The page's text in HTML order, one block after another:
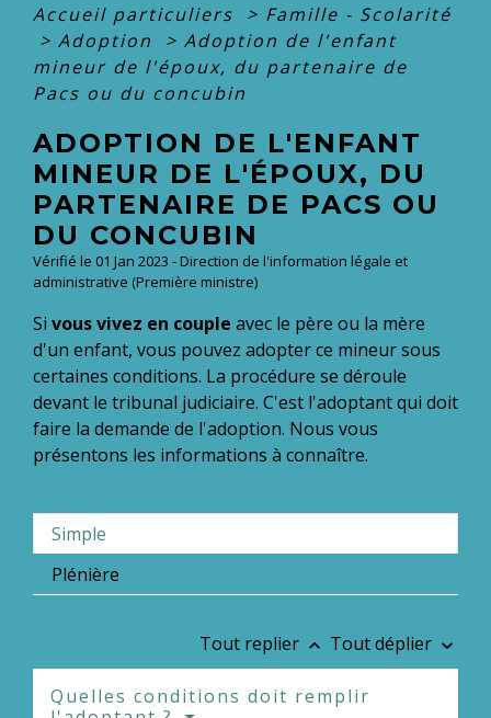
Accueil particuliers > Famille - Scolarité
> Adoption > Adoption de l'enfant
mineur de l'époux, du partenaire de
Pacs ou du concubin
ADOPTION DE L'ENFANT
MINEUR DE L'ÉPOUX, DU
PARTENAIRE DE PACS OU
DU CONCUBIN
Vérifié le 01 Jan 2023 - Direction de l'information légale et
administrative (Première ministre)
Si vous vivez en couple avec le père ou la mère
d'un enfant, vous pouvez adopter ce mineur sous
certaines conditions. La procédure se déroule
devant le tribunal judiciaire. C'est l'adoptant qui doit
faire la demande de l'adoption. Nous vous
présentons les informations à connaître.
Simple
Plénière
Tout replier keyboard_arrow_up Tout déplier keyboard_arrow_down
Quelles conditions doit remplir